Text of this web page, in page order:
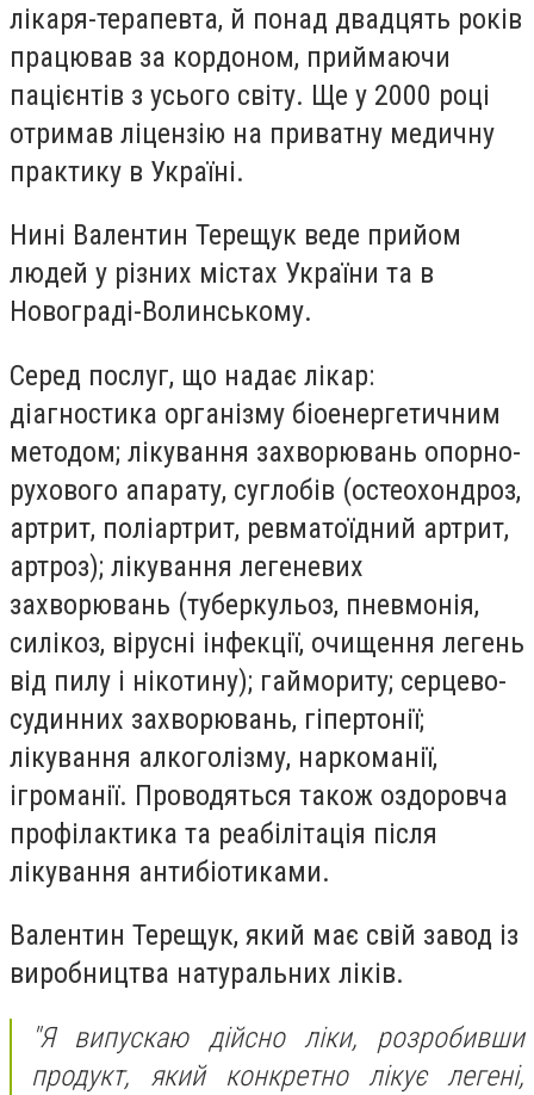
лікаря-терапевта, й понад двадцять років
працював за кордоном, приймаючи
пацієнтів з усього світу. Ще у 2000 році
отримав ліцензію на приватну медичну
практику в Україні.
Нині Валентин Терещук веде прийом
людей у різних містах України та в
Новограді-Волинському.
Серед послуг, що надає лікар:
діагностика організму біоенергетичним
методом; лікування захворювань опорно-
рухового апарату, суглобів (остеохондроз,
артрит, поліартрит, ревматоїдний артрит,
артроз); лікування легеневих
захворювань (туберкульоз, пневмонія,
силікоз, вірусні інфекції, очищення легень
від пилу і нікотину); гаймориту; серцево-
судинних захворювань, гіпертонії;
лікування алкоголізму, наркоманії,
ігроманії. Проводяться також оздоровча
профілактика та реабілітація після
лікування антибіотиками.
Валентин Терещук, який має свій завод із
виробництва натуральних ліків.
"Я випускаю дійсно ліки, розробивши
продукт, який конкретно лікує легені,